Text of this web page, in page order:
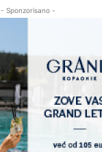
- Sponzorisano -